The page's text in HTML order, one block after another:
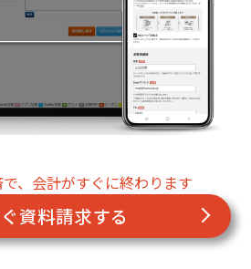
、会計がすぐに終わります
資料請求する